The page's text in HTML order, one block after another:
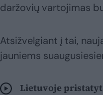
daržovių vartojimas
Atsižvelgiant į tai,
jauniems
Lietuvoje